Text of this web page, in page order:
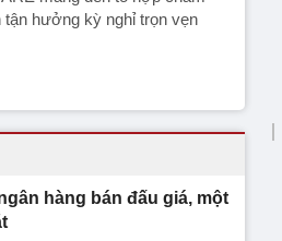
hưởng kỳ nghỉ trọn vẹn
hàng bán đấu giá, một